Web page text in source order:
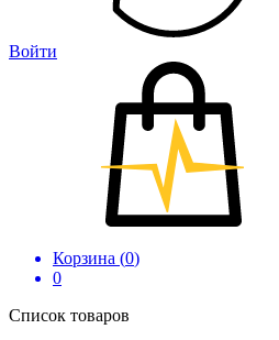
Войти
Корзина (0)
0
Список товаров